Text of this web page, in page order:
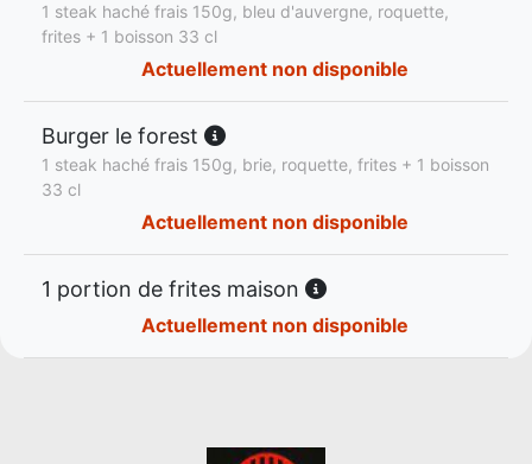
1 steak haché frais 150g, bleu d'auvergne, roquette,
frites + 1 boisson 33 cl
Actuellement non disponible
Burger le forest
1 steak haché frais 150g, brie, roquette, frites + 1 boisson
33 cl
Actuellement non disponible
1 portion de frites maison
Actuellement non disponible